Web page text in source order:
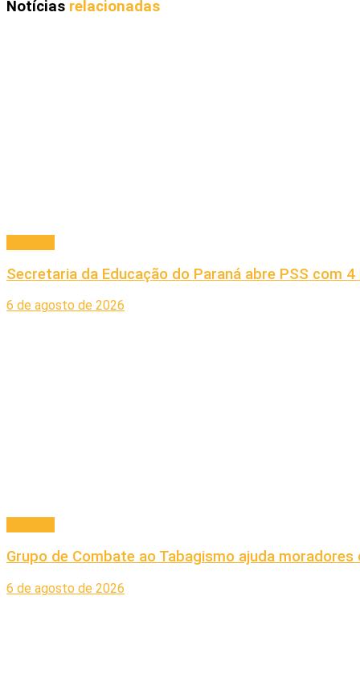
Notícias relacionadas
Secretaria da Educação do Paraná abre PSS com
6 de agosto de 2026
Grupo de Combate ao Tabagismo ajuda
6 de agosto de 2026